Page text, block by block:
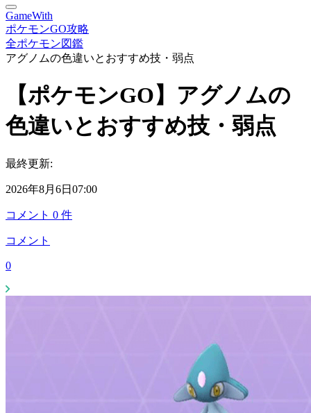
GameWith
ポケモンGO攻略
全ポケモン図鑑
アグノムの色違いとおすすめ技・弱点
【ポケモンGO】アグノムの
色違いとおすすめ技・弱点
最終更新:
2026年8月6日07:00
コメント 0 件
コメント
0